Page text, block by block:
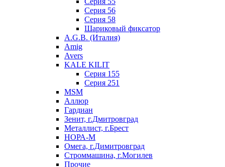
Серия 56
Серия 58
Шариковый фиксатор
A.G.B. (Италия)
Amig
Avers
KALE KILIT
Серия 155
Серия 251
MSM
Аллюр
Гардиан
Зенит, г.Дмитровград
Металлист, г.Брест
НОРА-М
Омега, г.Димитровград
Строммашина, г.Могилев
Прочие